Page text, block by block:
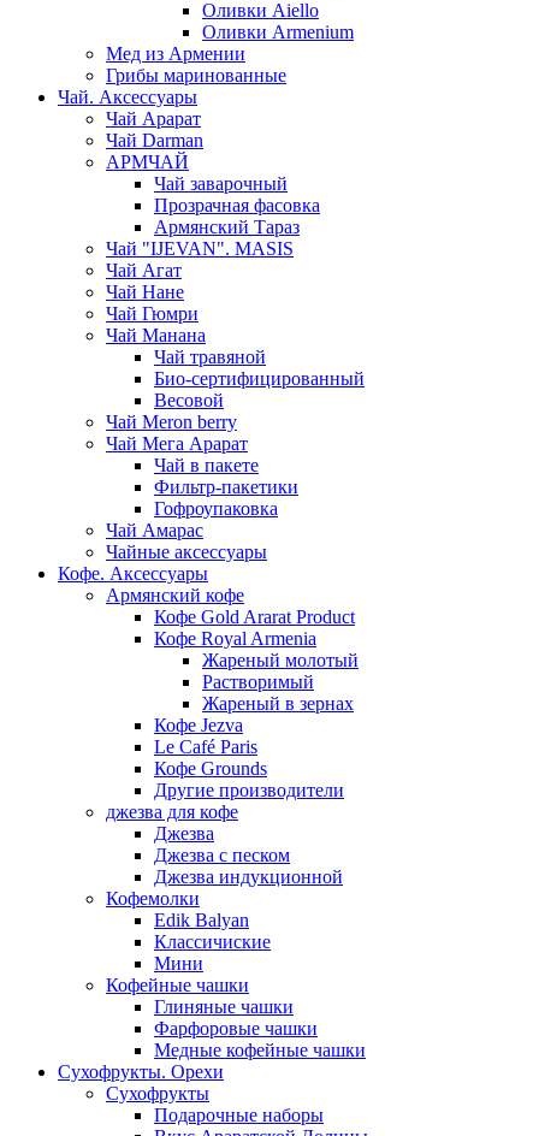
Оливки Aiello
Оливки Armenium
Мед из Армении
Грибы маринованные
Чай. Аксессуары
Чай Арарат
Чай Darman
АРМЧАЙ
Чай заварочный
Прозрачная фасовка
Армянский Тараз
Чай "IJEVAN". MASIS
Чай Агат
Чай Нане
Чай Гюмри
Чай Манана
Чай травяной
Био-сертифицированный
Весовой
Чай Meron berry
Чай Мега Арарат
Чай в пакете
Фильтр-пакетики
Гофроупаковка
Чай Амарас
Чайные аксессуары
Кофе. Аксессуары
Армянский кофе
Кофе Gold Ararat Product
Кофе Royal Armenia
Жареный молотый
Растворимый
Жареный в зернах
Кофе Jezva
Le Café Paris
Кофе Grounds
Другие производители
джезва для кофе
Джезва
Джезва с песком
Джезва индукционной
Кофемолки
Edik Balyan
Классичиские
Мини
Кофейные чашки
Глиняные чашки
Фарфоровые чашки
Медные кофейные чашки
Сухофрукты. Орехи
Сухофрукты
Подарочные наборы